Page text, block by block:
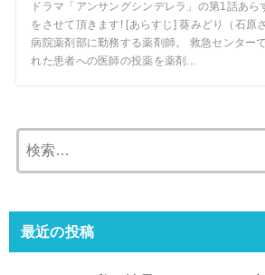
ドラマ「アンサングシンデレラ」の第1話あら
をさせて頂きます! [あらすじ] 葵みどり（石原
病院薬剤部に勤務する薬剤師。 救急センター
れた患者への医師の投薬を薬剤...
索:
最近の投稿